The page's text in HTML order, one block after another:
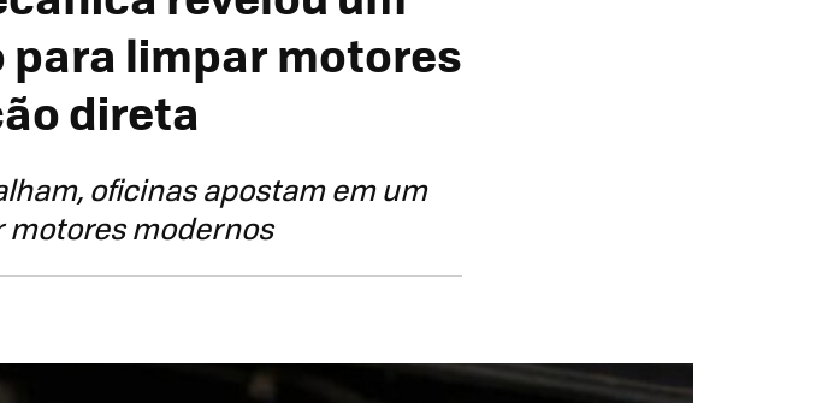
limpar motores
direta
oficinas apostam em um
motores modernos